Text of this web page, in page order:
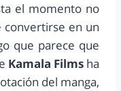
el momento no
convertirse en un
que parece que
Kamala Films ha
del manga,